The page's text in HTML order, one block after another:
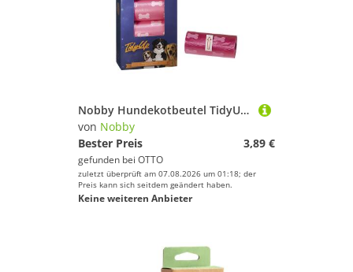
Nobby Hundekotbeutel TidyUp Kotbeutel mit Knochendruck fuchsia
von Nobby
Bester Preis
3,89 €
gefunden bei OTTO
zuletzt überprüft am 07.08.2026 um 01:18; der
Preis kann sich seitdem geändert haben.
Keine weiteren Anbieter